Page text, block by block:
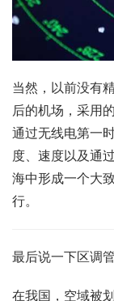
当然，以前没有
后的机场，采用
通过无线电第一
度、速度以及通
海中形成一个大
行。
最后说一下区调
在我国，空域被